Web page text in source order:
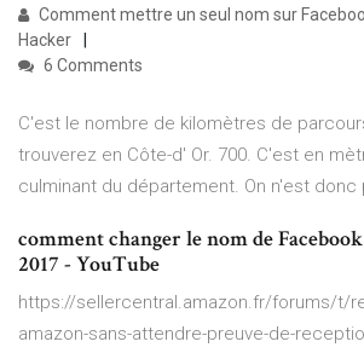
Comment mettre un seul nom sur
Hacker
6 Comments
C'est le nombre de kilomètres de
trouverez en Côte-d' Or. 700. C'est en
culminant du département. On n'est donc
comment changer le nom de
2017 - YouTube
https://sellercentral.amazon.fr/forums/t/
amazon-sans-attendre-preuve-de-